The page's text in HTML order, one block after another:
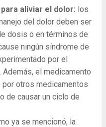
aliviar el dolor: los
del dolor deben ser
dosis o en términos de
ningún síndrome de
por el
el medicamento
otros medicamentos
de causar un ciclo de
ya se mencionó, la